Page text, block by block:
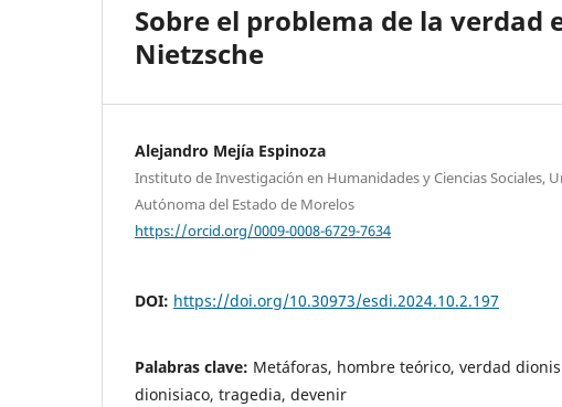
Sobre el problema de la
Nietzsche
Alejandro Mejía Espinoza
Instituto de Investigación en Humanidades y Ciencias Sociales,
Autónoma del Estado de Morelos
https://orcid.org/0009-0008-6729-7634
DOI: https://doi.org/10.30973/esdi.2024.10.2.197
Palabras clave: Metáforas, hombre teórico, verdad
dionisiaco, tragedia, devenir